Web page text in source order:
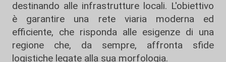
destinando alle infrastrutture locali. L'obiettivo
è garantire una rete viaria moderna ed
efficiente, che risponda alle esigenze di una
regione che, da sempre, affronta sfide
logistiche legate alla sua morfologia.